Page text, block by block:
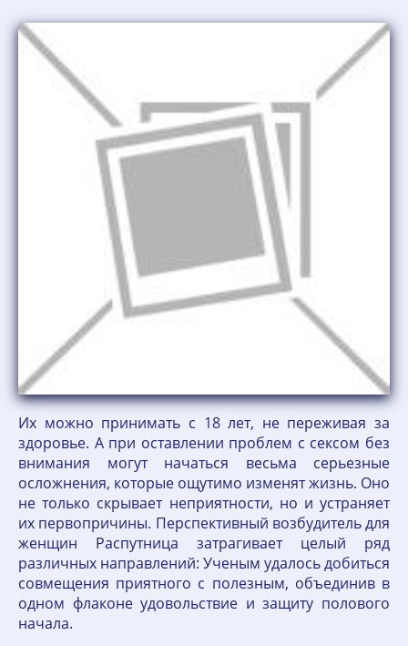
Их можно принимать с 18 лет, не переживая за
здоровье. А при оставлении проблем с сексом без
внимания могут начаться весьма серьезные
осложнения, которые ощутимо изменят жизнь. Оно
не только скрывает неприятности, но и устраняет
их первопричины. Перспективный возбудитель для
женщин Распутница затрагивает целый ряд
различных направлений: Ученым удалось добиться
совмещения приятного с полезным, объединив в
одном флаконе удовольствие и защиту полового
начала.